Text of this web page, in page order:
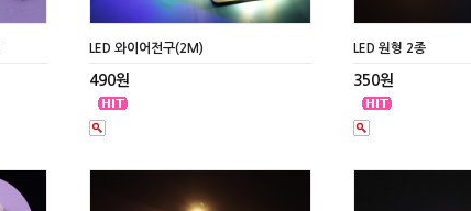
LED 와이어전구(2M)
490원
LED 원형 2종
350원